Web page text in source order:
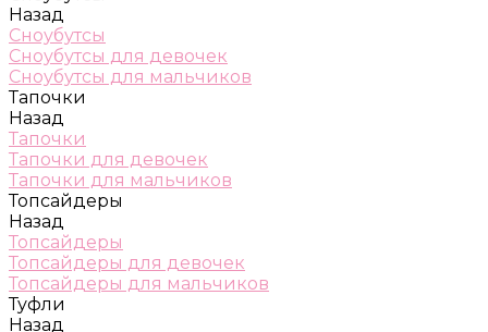
Назад
Сноубутсы
Сноубутсы для девочек
Сноубутсы для мальчиков
Тапочки
Назад
Тапочки
Тапочки для девочек
Тапочки для мальчиков
Топсайдеры
Назад
Топсайдеры
Топсайдеры для девочек
Топсайдеры для мальчиков
Туфли
Назад